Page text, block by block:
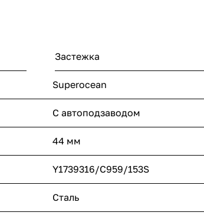
Застежка
Superocean
С автоподзаводом
44 мм
Y1739316/C959/153S
Сталь